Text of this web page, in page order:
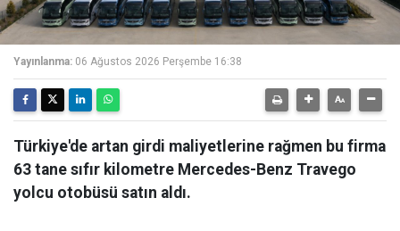
Yayınlanma: 06 Ağustos 2026 Perşembe 16:38
Türkiye'de artan girdi maliyetlerine rağmen bu firma
63 tane sıfır kilometre Mercedes-Benz Travego
yolcu otobüsü satın aldı.